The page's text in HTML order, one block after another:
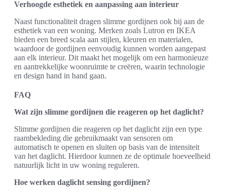
Verhoogde esthetiek en aanpassing aan interieur
Naast functionaliteit dragen slimme gordijnen ook bij aan de
esthetiek van een woning. Merken zoals Lutron en IKEA
bieden een breed scala aan stijlen, kleuren en materialen,
waardoor de gordijnen eenvoudig kunnen worden aangepast
aan elk interieur. Dit maakt het mogelijk om een harmonieuze
en aantrekkelijke woonruimte te creëren, waarin technologie
en design hand in hand gaan.
FAQ
Wat zijn slimme gordijnen die reageren op het daglicht?
Slimme gordijnen die reageren op het daglicht zijn een type
raambekleding die gebruikmaakt van sensoren om
automatisch te openen en sluiten op basis van de intensiteit
van het daglicht. Hierdoor kunnen ze de optimale hoeveelheid
natuurlijk licht in uw woning reguleren.
Hoe werken daglicht sensing gordijnen?